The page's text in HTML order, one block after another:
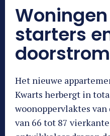
starters
Het nieuwe
Kwarts herbergt in
woonoppervlaktes
van 66 tot 87